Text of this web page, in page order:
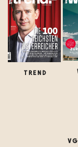
TREND